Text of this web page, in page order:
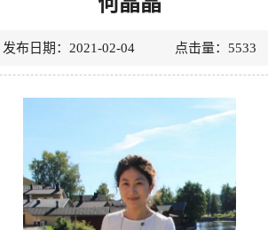
发布日期：2021-02-04 点击量： 5533